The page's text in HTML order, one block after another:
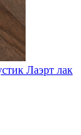
Лаэрт лак